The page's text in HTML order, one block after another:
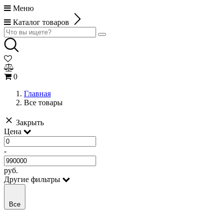
Меню
Каталог товаров
0
Главная
Все товары
Закрыть
Цена
-
руб.
Другие фильтры
Все